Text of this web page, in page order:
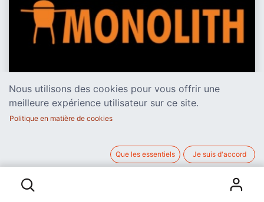
Nous utilisons des cookies pour vous offrir une
meilleure expérience utilisateur sur ce site.
Politique en matière de cookies
Que les essentiels Je suis d'accord